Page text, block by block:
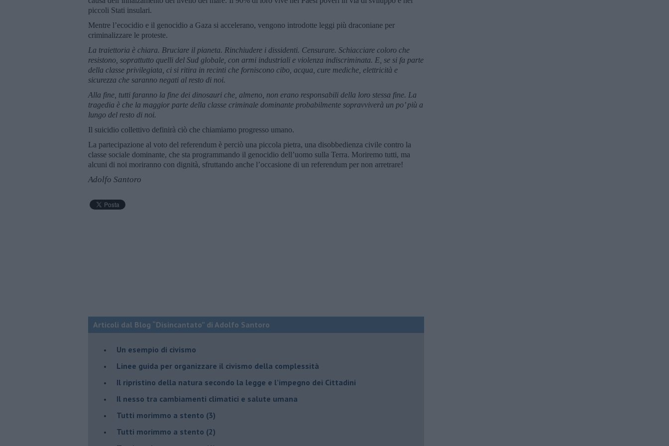
piccoli Stati insulari.
Mentre l’ecocidio e il genocidio a Gaza si accelerano, vengono introdotte leggi più draconiane per
criminalizzare le proteste.
La traiettoria è chiara. Bruciare il pianeta. Rinchiudere i dissidenti. Censurare. Schiacciare coloro che
resistono, soprattutto quelli del Sud globale, con armi industriali e violenza indiscriminata. E, se si fa parte
della classe privilegiata, ci si ritira in recinti che forniscono cibo, acqua, cure mediche, elettricità e
sicurezza che saranno negati al resto di noi.
Alla fine, tutti faranno la fine dei dinosauri che, almeno, non erano responsabili della loro stessa fine. La
tragedia è che la maggior parte della classe criminale dominante probabilmente sopravviverà un po’ più a
lungo del resto di noi.
Il suicidio collettivo definirà ciò che chiamiamo progresso umano.
La partecipazione al voto del referendum è perciò una piccola pietra, una disobbedienza civile contro la
classe sociale dominante, che sta programmando il genocidio dell’uomo sulla Terra. Moriremo tutti, ma
alcuni di noi moriranno con dignità, sfruttando anche l’occasione di un referendum per non arretrare!
Adolfo Santoro
Articoli dal Blog “Disincantato” di Adolfo Santoro
​Un esempio di civismo
​Linee guida per organizzare il civismo della complessità
​Il ripristino della natura secondo la legge e l’impegno dei Cittadini
Il nesso tra cambiamenti climatici e salute umana
Tutti morimmo a stento (3)
Tutti morimmo a stento (2)